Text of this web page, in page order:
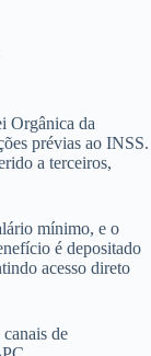
Orgânica da
prévias ao INSS.
a terceiros,
mínimo, e o
é depositado
acesso direto
de